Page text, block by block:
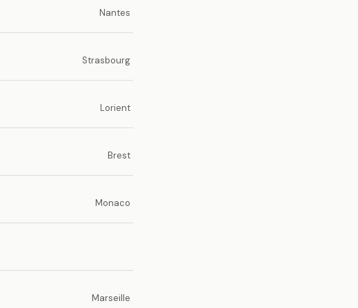
Nantes
Strasbourg
Lorient
Brest
Monaco
Marseille